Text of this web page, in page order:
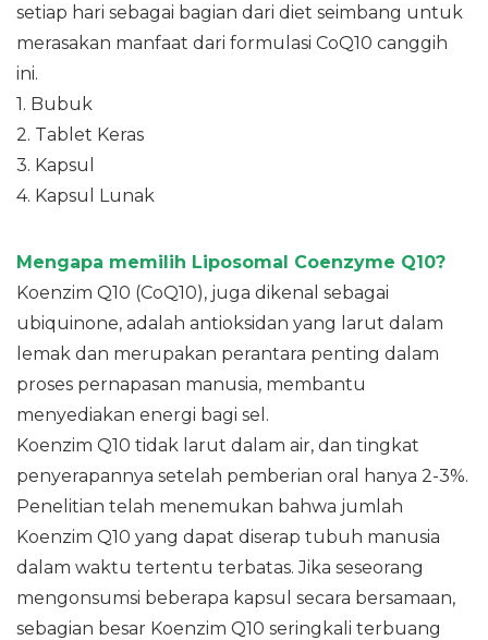
setiap hari sebagai bagian dari diet seimbang untuk
merasakan manfaat dari formulasi CoQ10 canggih
ini.
1. Bubuk
2. Tablet Keras
3. Kapsul
4. Kapsul Lunak
Mengapa memilih Liposomal Coenzyme Q10?
Koenzim Q10 (CoQ10), juga dikenal sebagai
ubiquinone, adalah antioksidan yang larut dalam
lemak dan merupakan perantara penting dalam
proses pernapasan manusia, membantu
menyediakan energi bagi sel.
Koenzim Q10 tidak larut dalam air, dan tingkat
penyerapannya setelah pemberian oral hanya 2-3%.
Penelitian telah menemukan bahwa jumlah
Koenzim Q10 yang dapat diserap tubuh manusia
dalam waktu tertentu terbatas. Jika seseorang
mengonsumsi beberapa kapsul secara bersamaan,
sebagian besar Koenzim Q10 seringkali terbuang